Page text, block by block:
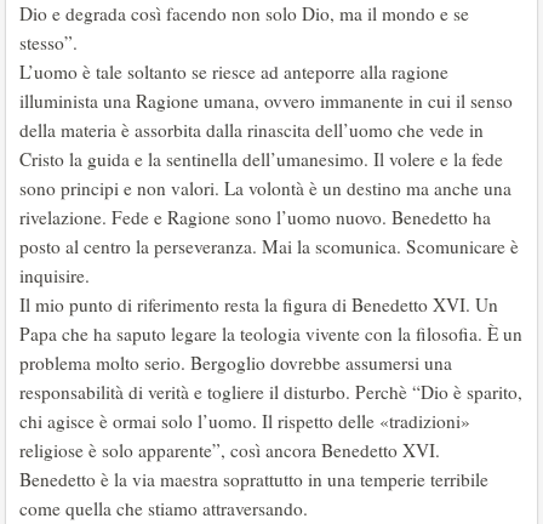
Dio e degrada così facendo non solo Dio, ma il mondo e se
stesso”.
L’uomo è tale soltanto se riesce ad anteporre alla ragione
illuminista una Ragione umana, ovvero immanente in cui il senso
della materia è assorbita dalla rinascita dell’uomo che vede in
Cristo la guida e la sentinella dell’umanesimo. Il volere e la fede
sono principi e non valori. La volontà è un destino ma anche una
rivelazione. Fede e Ragione sono l’uomo nuovo. Benedetto ha
posto al centro la perseveranza. Mai la scomunica. Scomunicare è
inquisire.
Il mio punto di riferimento resta la figura di Benedetto XVI. Un
Papa che ha saputo legare la teologia vivente con la filosofia. È un
problema molto serio. Bergoglio dovrebbe assumersi una
responsabilità di verità e togliere il disturbo. Perchè “Dio è sparito,
chi agisce è ormai solo l’uomo. Il rispetto delle «tradizioni»
religiose è solo apparente”, così ancora Benedetto XVI.
Benedetto è la via maestra soprattutto in una temperie terribile
come quella che stiamo attraversando.